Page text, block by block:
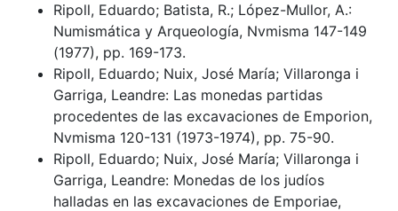
Ripoll, Eduardo; Batista, R.; López-Mullor, A.:
Numismática y Arqueología, Nvmisma 147-149
(1977), pp. 169-173.
Ripoll, Eduardo; Nuix, José María; Villaronga i
Garriga, Leandre: Las monedas partidas
procedentes de las excavaciones de Emporion,
Nvmisma 120-131 (1973-1974), pp. 75-90.
Ripoll, Eduardo; Nuix, José María; Villaronga i
Garriga, Leandre: Monedas de los judíos
halladas en las excavaciones de Emporiae,